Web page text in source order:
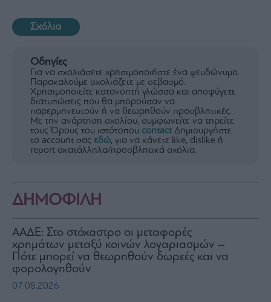
Σχόλια
Οδηγίες
Για να σχολιάσετε χρησιμοποιήστε ένα ψευδώνυμο.
Παρακαλούμε σχολιάζετε με σεβασμό.
Χρησιμοποιείτε κατανοητή γλώσσα και αποφύγετε
διατυπώσεις που θα μπορούσαν να
παρερμηνευτούν ή να θεωρηθούν προσβλητικές.
Με την ανάρτηση σχολίου, συμφωνείτε να τηρείτε
τους Όρους του ιστότοπου contactΔημιουργήστε
το account σας εδώ, για να κάνετε like, dislike ή
report ακατάλληλα/προσβλητικά σχόλια.
ΔΗΜΟΦΙΛΗ
ΑΑΔΕ: Στο στόχαστρο οι μεταφορές
χρημάτων μεταξύ κοινών λογαριασμών –
Πότε μπορεί να θεωρηθούν δωρεές και να
φορολογηθούν
07.08.2026